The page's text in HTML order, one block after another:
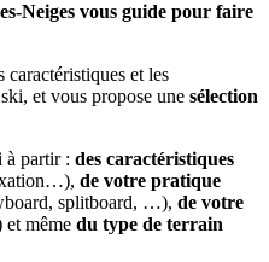
Neiges vous guide pour faire
caractéristiques et les
et vous propose une sélection
à partir : des caractéristiques
de votre pratique
splitboard, …), de votre
même du type de terrain